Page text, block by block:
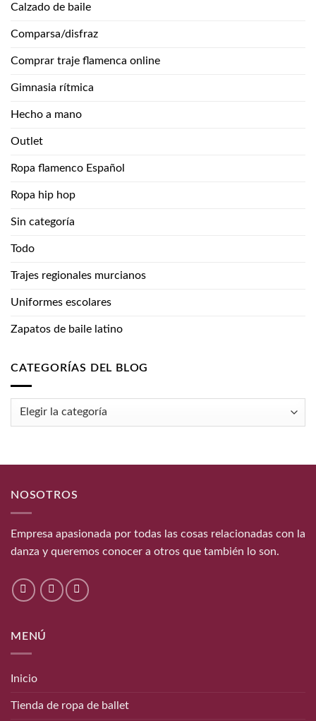
Calzado de baile
Comparsa/disfraz
Comprar traje flamenca online
Gimnasia rítmica
Hecho a mano
Outlet
Ropa flamenco Español
Ropa hip hop
Sin categoría
Todo
Trajes regionales murcianos
Uniformes escolares
Zapatos de baile latino
CATEGORÍAS DEL BLOG
Categorías
NOSOTROS
Empresa apasionada por todas las cosas relacionadas con la
danza y queremos conocer a otros que también lo son.
MENÚ
Inicio
Tienda de ropa de ballet